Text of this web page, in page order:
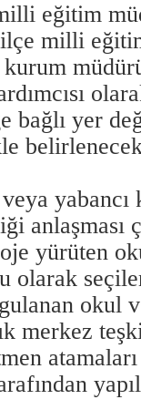
eğitim
milli
bağlı yer
anlaşması
yürüten
olarak
okul
merkez